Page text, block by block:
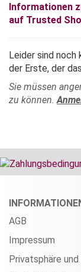
Informationen
auf Trusted
Leider sind noch
der Erste, der
Sie müssen
zu können.
AGB
Impressum
Privatsphäre